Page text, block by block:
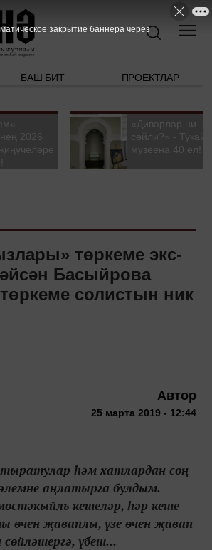
БАШ БИТ ПРОЕКТЛАР
2026
«Диварлар ни
сөйли?» - Тукай
музеена 40 ел!
төркеме экс-
Басыйрова
солистын ник
Автор
25 марта 2019 - 12:44
һәм хатлардан соң
аңлатырга булдым.
кешеләр, һәр кеше
өчен җаваплы, үзе өчен җавап
үбеш...
закрытие баннера через